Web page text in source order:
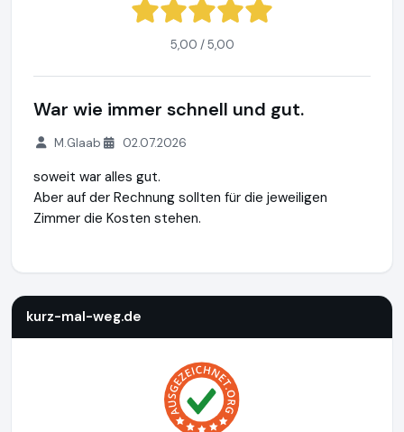
5,00 / 5,00
War wie immer schnell und gut.
M.Glaab 02.07.2026
soweit war alles gut.
Aber auf der Rechnung sollten für die jeweiligen
Zimmer die Kosten stehen.
kurz-mal-weg.de